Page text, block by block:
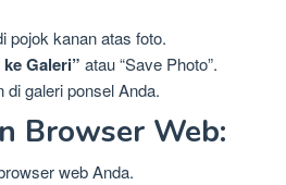
pojok kanan atas foto.
Galeri” atau “Save Photo”.
di galeri ponsel Anda.
Browser Web:
web Anda.